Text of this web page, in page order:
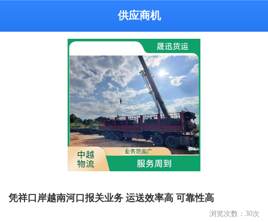
供应商机
凭祥口岸越南河口报关业务 运送效率高 可靠性高
浏览次数： 30次